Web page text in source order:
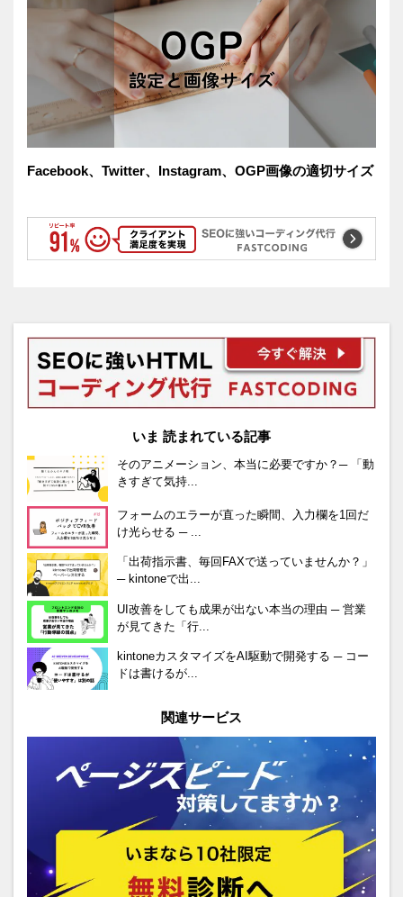
Facebook、Twitter、Instagram、OGP画像の適切サイズ
いま 読まれている記事
そのアニメーション、本当に必要ですか？─ 「動
きすぎて気持...
フォームのエラーが直った瞬間、入力欄を1回だ
け光らせる ─ ...
「出荷指示書、毎回FAXで送っていませんか？」
─ kintoneで出...
UI改善をしても成果が出ない本当の理由 ─ 営業
が見てきた「行...
kintoneカスタマイズをAI駆動で開発する ─ コー
ドは書けるが...
関連サービス